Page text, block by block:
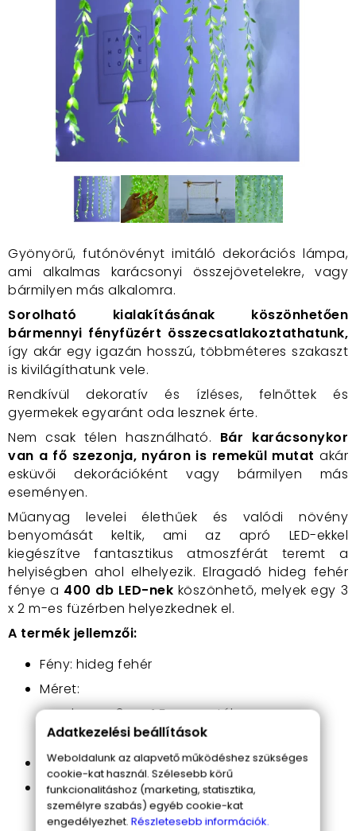
Gyönyörű, futónövényt imitáló dekorációs lámpa,
ami alkalmas karácsonyi összejövetelekre, vagy
bármilyen más alkalomra.
Sorolható kialakításának köszönhetően
bármennyi fényfüzért összecsatlakoztathatunk,
így akár egy igazán hosszú, többméteres szakaszt
is kivilágíthatunk vele.
Rendkívül dekoratív és ízléses, felnőttek és
gyermekek egyaránt oda lesznek érte.
Nem csak télen használható. Bár karácsonykor
van a fő szezonja, nyáron is remekül mutat akár
esküvői dekorációként vagy bármilyen más
eseményen.
Műanyag levelei élethűek és valódi növény
benyomását keltik, ami az apró LED-ekkel
kiegészítve fantasztikus atmoszférát teremt a
helyiségben ahol elhelyezik. Elragadó hideg fehér
fénye a 400 db LED-nek köszönhető, melyek egy 3
x 2 m-es füzérben helyezkednek el.
A termék jellemzői:
Fény: hideg fehér
Méret:
hossz: 3m + 1,5 m vezeték
magasság: 2 m
Feszültés: 220 V
LED-ek száma: 400 db
Adatkezelési beállítások
Weboldalunk az alapvető működéshez szükséges
cookie-kat használ. Szélesebb körű
funkcionalitáshoz (marketing, statisztika,
személyre szabás) egyéb cookie-kat
engedélyezhet. Részletesebb információk.